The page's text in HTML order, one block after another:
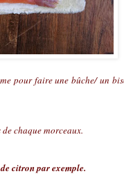
pour faire une bûche/ un
chaque morceaux.
citron par exemple.